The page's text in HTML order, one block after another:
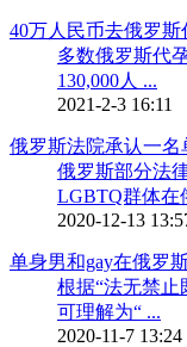
40万人民币去俄罗斯
多数俄罗斯代
130,000人 ...
2021-2-3 16:11
俄罗斯法院承认一
俄罗斯部分法
LGBTQ群体在
2020-12-13
单身男和gay在俄罗
根据“法无禁止
可理解为“ ...
2020-11-7 13:24